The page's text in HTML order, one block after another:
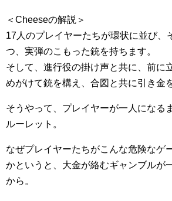
＜Cheeseの解説＞
17人のプレイヤーたちが環状に並び、
つ、実弾のこもった銃を持ちます。
そして、進行役の掛け声と共に、前に
めがけて銃を構え、合図と共に引き金
そうやって、プレイヤーが一人になる
ルーレット。
なぜプレイヤーたちがこんな危険なゲ
かというと、大金が絡むギャンブルが
から。